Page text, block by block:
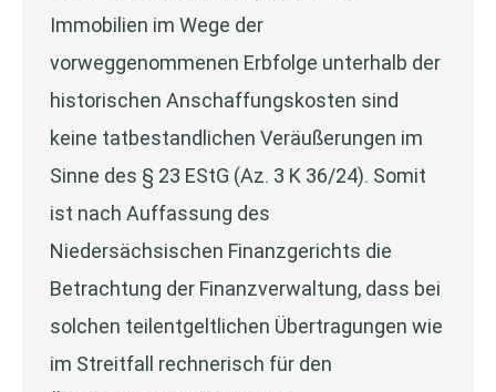
Immobilien im Wege der
vorweggenommenen Erbfolge unterhalb der
historischen Anschaffungskosten sind
keine tatbestandlichen Veräußerungen im
Sinne des § 23 EStG (Az. 3 K 36/24). Somit
ist nach Auffassung des
Niedersächsischen Finanzgerichts die
Betrachtung der Finanzverwaltung, dass bei
solchen teilentgeltlichen Übertragungen wie
im Streitfall rechnerisch für den